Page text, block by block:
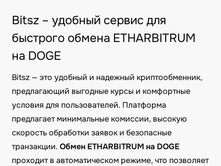
Bitsz – удобный сервис для
быстрого обмена ETHARBITRUM
на DOGE
Bitsz — это удобный и надежный криптообменник,
предлагающий выгодные курсы и комфортные
условия для пользователей. Платформа
предлагает минимальные комиссии, высокую
скорость обработки заявок и безопасные
транзакции. Обмен ETHARBITRUM на DOGE
проходит в автоматическом режиме, что позволяет